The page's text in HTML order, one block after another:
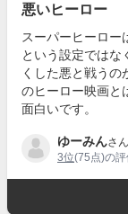
悪いヒーロー
スーパーヒーロー
という設定ではな
くした悪と戦う
のヒーロー映画と
面白いです。
ゆーみんさん
3位(75点)の評